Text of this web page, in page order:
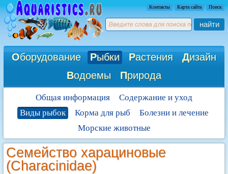
Контакты Карта сайта Поиск
найти
Оборудование Рыбки Растения Дизайн
Водоемы Природа
Общая информация
Содержание и уход
Виды рыбок
Корма для рыб
Болезни и лечение
Морские животные
Семейство харациновые
(Characinidae)